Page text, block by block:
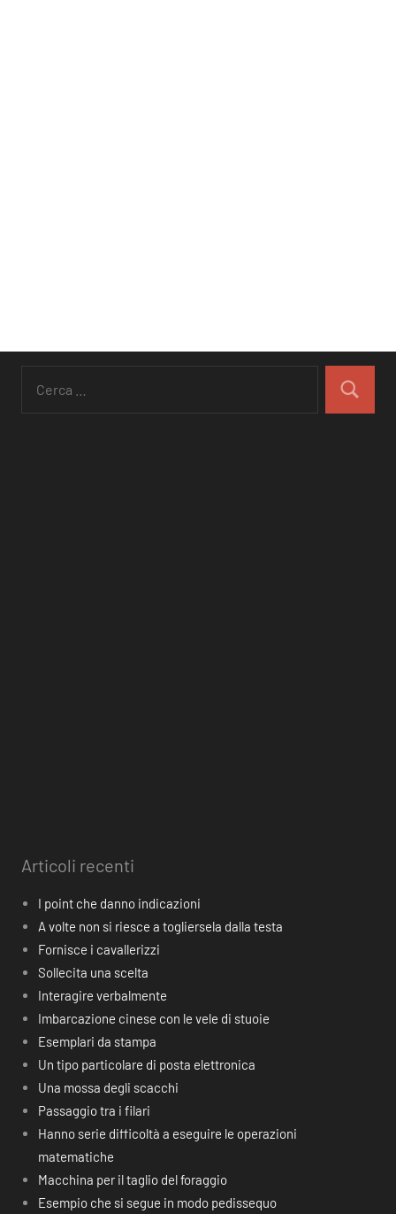
Articoli recenti
I point che danno indicazioni
A volte non si riesce a togliersela dalla testa
Fornisce i cavallerizzi
Sollecita una scelta
Interagire verbalmente
Imbarcazione cinese con le vele di stuoie
Esemplari da stampa
Un tipo particolare di posta elettronica
Una mossa degli scacchi
Passaggio tra i filari
Hanno serie difficoltà a eseguire le operazioni
matematiche
Macchina per il taglio del foraggio
Esempio che si segue in modo pedissequo